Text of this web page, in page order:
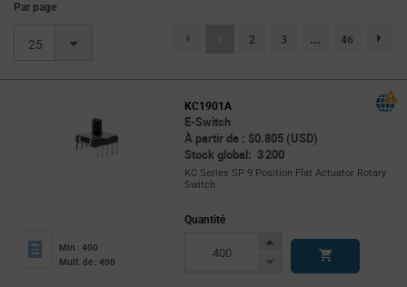
Par page
25 (current)
2 3 ... 46
KC1901A
E-Switch
À partir de : $0.805 (USD)
Stock global: 3 200
KC Series SP 9 Position Flat Actuator Rotary
Switch
Min : 400
Mult. de : 400
Quantité
Increase
Decrease